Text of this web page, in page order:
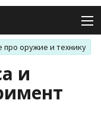
про оружие и технику
и